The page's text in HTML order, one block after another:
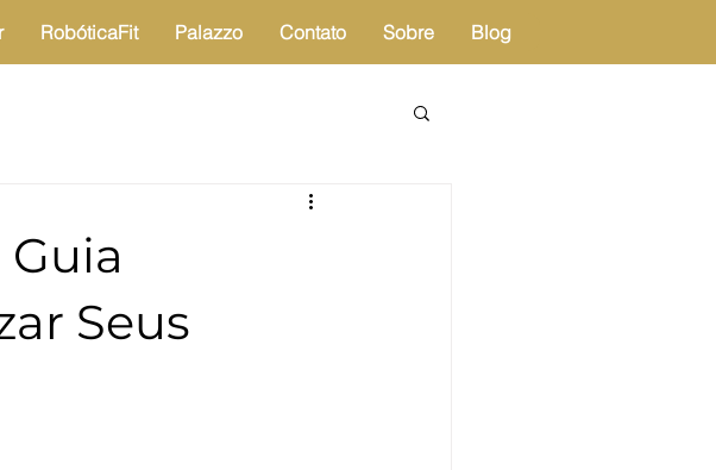
RobóticaFit Palazzo Contato Sobre Blog
Seus